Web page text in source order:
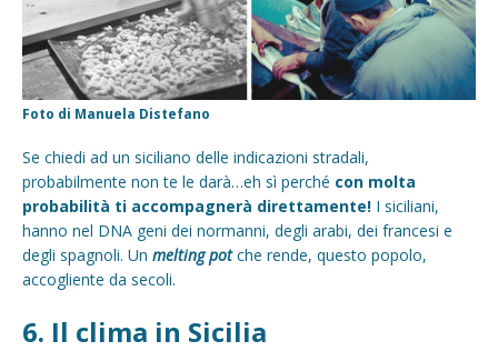
Foto di Manuela Distefano
Se chiedi ad un siciliano delle indicazioni stradali,
probabilmente non te le darà…eh sì perché con molta
probabilità ti accompagnerà direttamente! I siciliani,
hanno nel DNA geni dei normanni, degli arabi, dei francesi e
degli spagnoli. Un melting potche rende, questo popolo,
accogliente da secoli.
6. Il clima in Sicilia